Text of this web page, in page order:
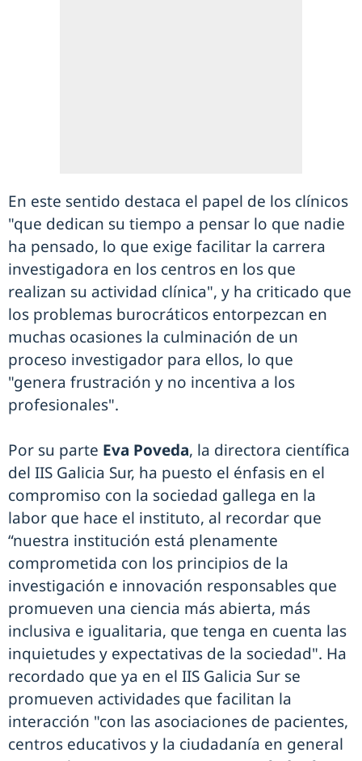
En este sentido destaca el papel de los clínicos
"que dedican su tiempo a pensar lo que nadie
ha pensado, lo que exige facilitar la carrera
investigadora en los centros en los que
realizan su actividad clínica", y ha criticado que
los problemas burocráticos entorpezcan en
muchas ocasiones la culminación de un
proceso investigador para ellos, lo que
"genera frustración y no incentiva a los
profesionales".
Por su parte Eva Poveda, la directora científica
del IIS Galicia Sur, ha puesto el énfasis en el
compromiso con la sociedad gallega en la
labor que hace el instituto, al recordar que
“nuestra institución está plenamente
comprometida con los principios de la
investigación e innovación responsables que
promueven una ciencia más abierta, más
inclusiva e igualitaria, que tenga en cuenta las
inquietudes y expectativas de la sociedad". Ha
recordado que ya en el IIS Galicia Sur se
promueven actividades que facilitan la
interacción "con las asociaciones de pacientes,
centros educativos y la ciudadanía en general